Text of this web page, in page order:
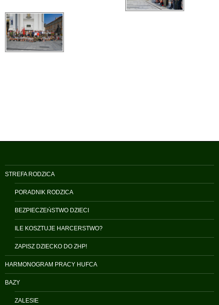
STREFA RODZICA
PORADNIK RODZICA
BEZPIECZEŃSTWO DZIECI
ILE KOSZTUJE HARCERSTWO?
ZAPISZ DZIECKO DO ZHP!
HARMONOGRAM PRACY HUFCA
BAZY
ZALESIE